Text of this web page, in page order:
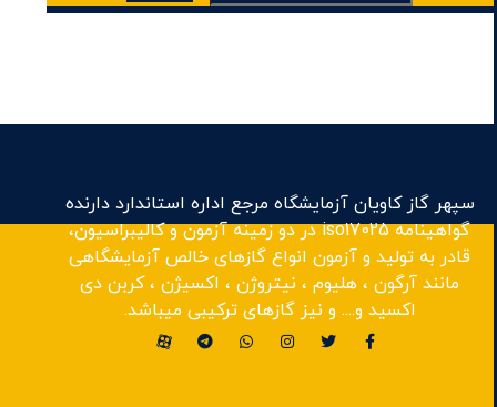
برای:
سپهر گاز کاویان آزمایشگاه مرجع اداره استاندارد دارنده
گواهینامه iso17025 در دو زمینه آزمون و کالیبراسیون،
قادر به تولید و آزمون انواع گازهای خالص آزمایشگاهی
مانند آرگون ، هلیوم ، نیتروژن ، اکسیژن ، کربن دی
اکسید و.... و نیز گازهای ترکیبی میباشد.